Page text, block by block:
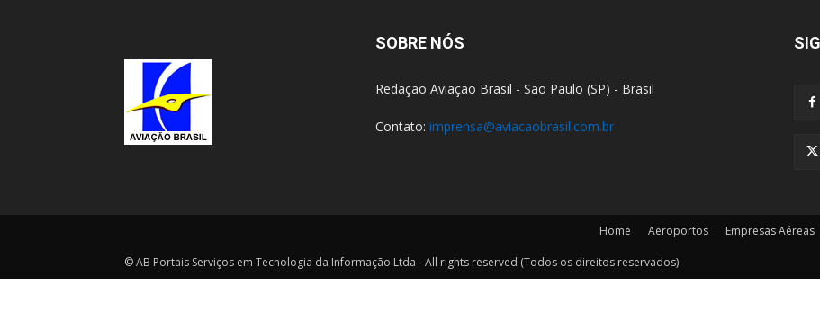
SOBRE NÓS
Redação Aviação Brasil - São Paulo (SP) - Brasil
Contato: imprensa@aviacaobrasil.com.br
Home Aeroportos Empresas Aéreas
© AB Portais Serviços em Tecnologia da Informação Ltda - All rights reserved (Todos os direitos reservados)